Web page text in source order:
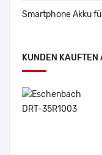
Smartphone Akku
KUNDEN KAUFTEN